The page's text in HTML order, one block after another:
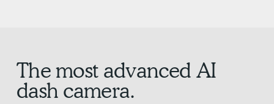
The most advanced AI
dash camera.